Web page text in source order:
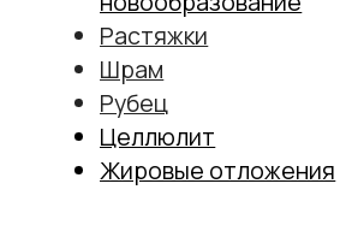
Морщины на кистях рук
Морщины на шее (кольца Венеры)
Морщины на лбу
Запавшие щеки
Омолодить